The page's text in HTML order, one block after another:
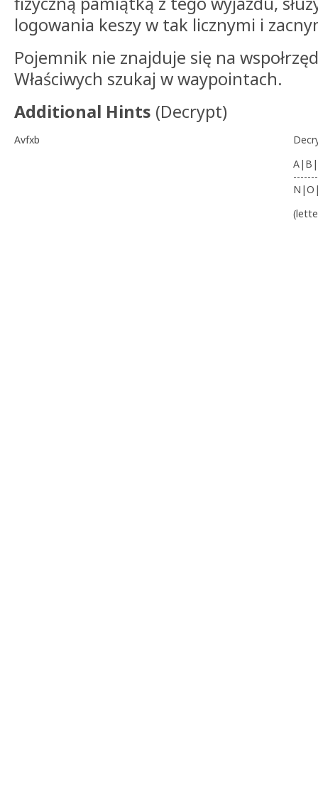
logowania keszy w tak licznymi i
Pojemnik nie znajduje się na
Właściwych szukaj w waypointach.
Additional Hints (Decrypt)
Avfxb